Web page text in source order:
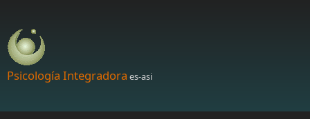
Psicología Integradora es-asi